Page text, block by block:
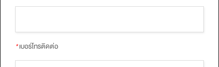
*เบอร์โทรติดต่อ